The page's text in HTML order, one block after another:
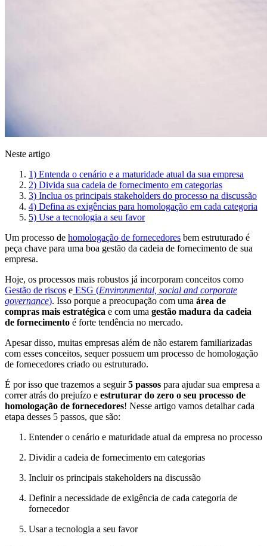
Neste artigo
1) Entenda o cenário e a maturidade atual da sua empresa
2) Divida sua cadeia de fornecimento em categorias
3) Inclua os principais stakeholders do processo na discussão
4) Defina as exigências para homologação em cada categoria
5) Use a tecnologia a seu favor
Um processo de homologação de fornecedores bem estruturado é
peça chave para uma boa gestão da cadeia de fornecimento de sua
empresa.
Hoje, os processos mais robustos já incorporam conceitos como
Gestão de riscos e ESG (Environmental, social and corporate
governance). Isso porque a preocupação com uma área de
compras mais estratégica e com uma gestão madura da cadeia
de fornecimento é forte tendência no mercado.
Apesar disso, muitas empresas além de não estarem familiarizadas
com esses conceitos, sequer possuem um processo de homologação
de fornecedores criado ou estruturado.
É por isso que trazemos a seguir5 passos para ajudar sua empresa a
correr atrás do prejuízo e estruturar do zero o seu processo de
homologação de fornecedores! Nesse artigo vamos detalhar cada
etapa desses 5 passos, que são:
Entender o cenário e maturidade atual da empresa no processo
Dividir a cadeia de fornecimento em categorias
Incluir os principais stakeholders na discussão
Definir a necessidade de exigência de cada categoria de
fornecedor
Usar a tecnologia a seu favor